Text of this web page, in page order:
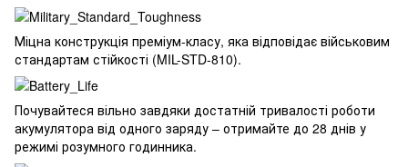
Міцна конструкція преміум-класу, яка відповідає військовим
стандартам стійкості (MIL-STD-810).
Почувайтеся вільно завдяки достатній тривалості роботи
акумулятора від одного заряду – отримайте до 28 днів у
режимі розумного годинника.